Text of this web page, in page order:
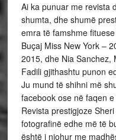
Ai ka punuar me revista
shumta, dhe shumë
emra të famshme
Buçaj Miss New York –
2015, dhe Nia Sanchez,
Fadili gjithashtu punon
Ju mund të shihni më
facebook ose në faqen
Revista prestigjoze
fotografinë edhe më të
është i njohur me